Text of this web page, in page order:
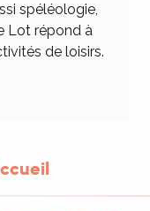
spéléologie,
Lot répond à
de loisirs.